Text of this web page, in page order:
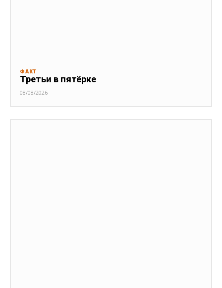
ФАКТ
Третьи в пятёрке
08/08/2026